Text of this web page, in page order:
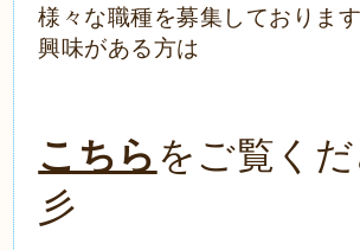
様々な職種を募集しておりま
興味がある方は
こちら をご覧く
彡